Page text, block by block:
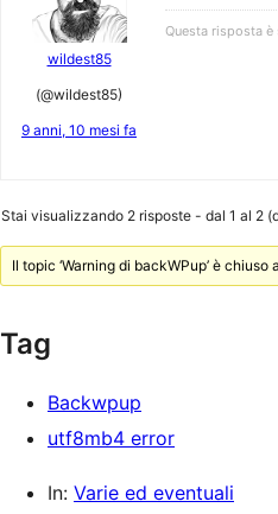
wildest85
(@wildest85)
9 anni, 10 mesi fa
Questa risposta
Stai visualizzando 2 risposte - dal 1 al 2
Il topic ‘Warning di backWPup’ è chiuso
Tag
Backwpup
utf8mb4 error
In: Varie ed eventuali